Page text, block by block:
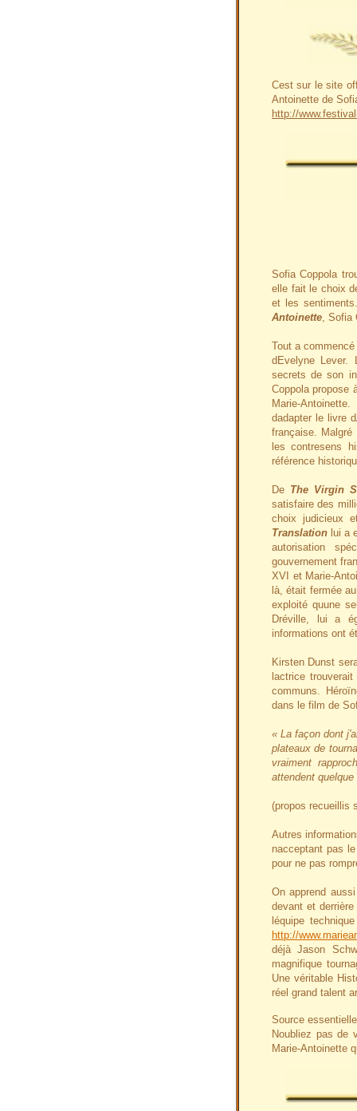
Cest sur le site
Antoinette de
http://
Sofia Coppola
elle fait le choix
et les
Antoinette, Sofia
Tout a
dEvelyne Lever.
secrets de son
Coppola propose
Marie-
dadapter le livre
française.
les contresens
référence
De The Virgin
satisfaire des
choix judicieux
Translation lui a
autorisation
gouvernement
XVI et Marie-
là, était fermée
exploité quune
Dréville, lui a
informations ont
Kirsten Dunst
lactrice
communs.
dans le film de
« La façon dont
plateaux de
vraiment
attendent
(propos recueillis
Autres
nacceptant pas
pour ne pas
On apprend
devant et
léquipe
http://
déjà Jason
magnifique
Une véritable
réel grand talent
Source
Noubliez pas de
Marie-Antoinette